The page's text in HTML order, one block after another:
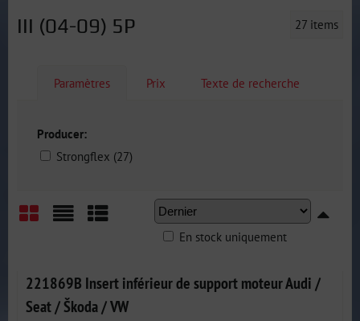
III (04-09) 5P 27 items
Paramètres Prix Texte de recherche
Producer:
Strongflex (27)
En stock uniquement
221869B Insert inférieur de support moteur Audi /
Seat / Škoda / VW